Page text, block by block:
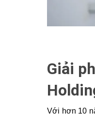
Giải
Với hơn 10